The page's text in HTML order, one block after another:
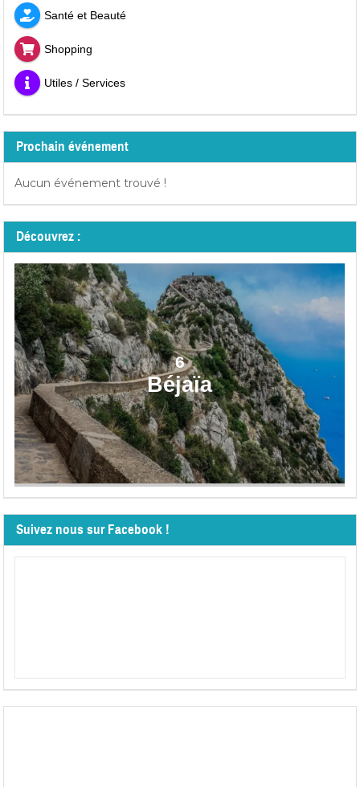
Santé et Beauté
Shopping
Utiles / Services
Prochain événement
Aucun événement trouvé !
Découvrez :
6
Béjaïa
Suivez nous sur Facebook !